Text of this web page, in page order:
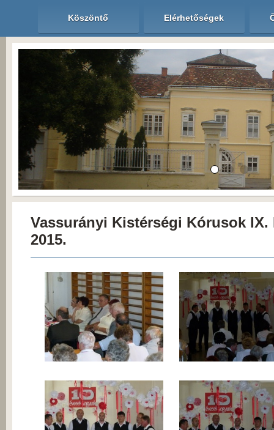
Köszöntő Elérhetőségek
Vassurányi Kistérségi Kórusok IX.
2015.